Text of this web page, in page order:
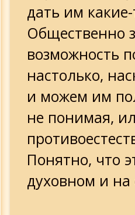
дать им
Общественно
возможность
настолько,
и можем им
не понимая,
Понятно, что
духовном и